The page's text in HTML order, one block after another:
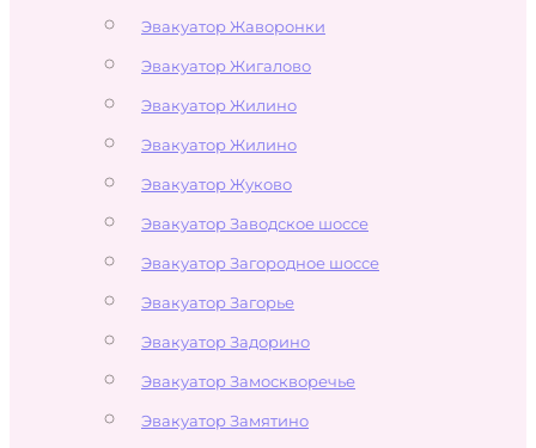
Эвакуатор Жаворонки
Эвакуатор Жигалово
Эвакуатор Жилино
Эвакуатор Жилино
Эвакуатор Жуково
Эвакуатор Заводское шоссе
Эвакуатор Загородное шоссе
Эвакуатор Загорье
Эвакуатор Задорино
Эвакуатор Замоскворечье
Эвакуатор Замятино